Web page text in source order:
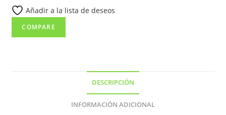
tiras
cruzadas
y
Añadir a la lista de deseos
COMPARE
DESCRIPCIÓN
INFORMACIÓN ADICIONAL